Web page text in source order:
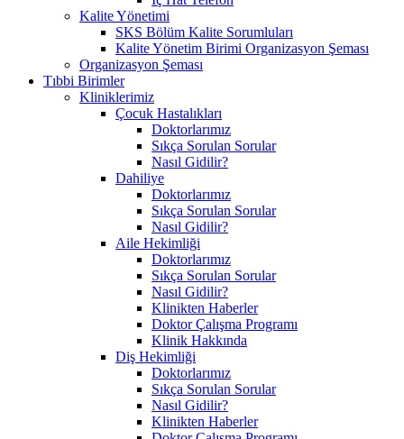
Kalite Yönetimi
SKS Bölüm Kalite Sorumluları
Kalite Yönetim Birimi Organizasyon Şeması
Organizasyon Şeması
Tıbbi Birimler
Kliniklerimiz
Çocuk Hastalıkları
Doktorlarımız
Sıkça Sorulan Sorular
Nasıl Gidilir?
Dahiliye
Doktorlarımız
Sıkça Sorulan Sorular
Nasıl Gidilir?
Aile Hekimliği
Doktorlarımız
Sıkça Sorulan Sorular
Nasıl Gidilir?
Klinikten Haberler
Doktor Çalışma Programı
Klinik Hakkında
Diş Hekimliği
Doktorlarımız
Sıkça Sorulan Sorular
Nasıl Gidilir?
Klinikten Haberler